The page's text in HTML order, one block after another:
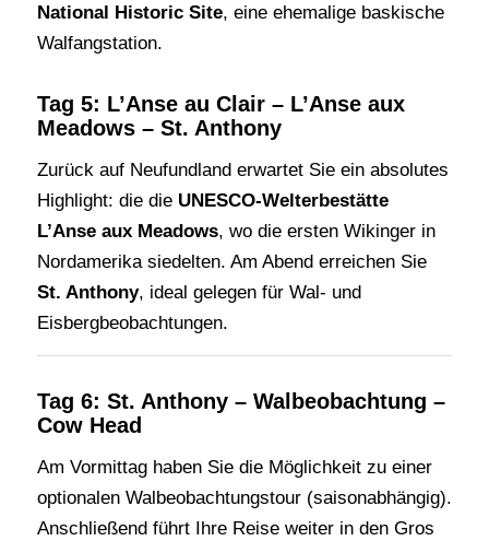
National Historic Site, eine ehemalige baskische
Walfangstation.
Tag 5: L’Anse au Clair – L’Anse aux
Meadows – St. Anthony
Zurück auf Neufundland erwartet Sie ein absolutes
Highlight: die die UNESCO-Welterbestätte
L’Anse aux Meadows, wo die ersten Wikinger in
Nordamerika siedelten. Am Abend erreichen Sie
St. Anthony, ideal gelegen für Wal- und
Eisbergbeobachtungen.
Tag 6: St. Anthony – Walbeobachtung –
Cow Head
Am Vormittag haben Sie die Möglichkeit zu einer
optionalen Walbeobachtungstour (saisonabhängig).
Anschließend führt Ihre Reise weiter in den Gros